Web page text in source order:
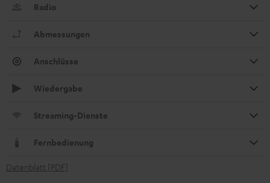
Radio
Abmessungen
Anschlüsse
Wiedergabe
Streaming-Dienste
Fernbedienung
Datenblatt [PDF]